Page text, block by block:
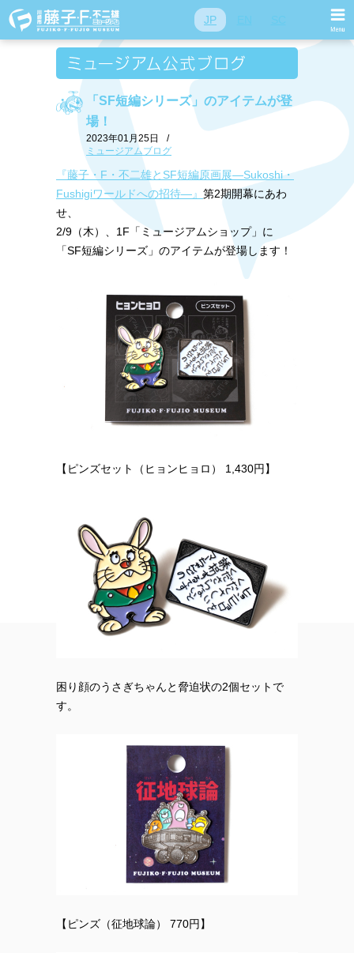
JP
「SF短編シリーズ」のアイテムが登
場！
2023年01月25日
/
ミュージアムブログ
『藤子・F・不二雄とSF短編原画展―Sukoshi・
Fushigiワールドへの招待―』 第2期開幕にあわ
せ、
2/9（木）、1F「ミュージアムショップ」に
「SF短編シリーズ」のアイテムが登場します！
【ピンズセット（ヒョンヒョロ） 1,430円】
困り顔のうさぎちゃんと脅迫状の2個セットで
す。
【ピンズ（征地球論） 770円】